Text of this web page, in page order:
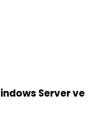
Server ve